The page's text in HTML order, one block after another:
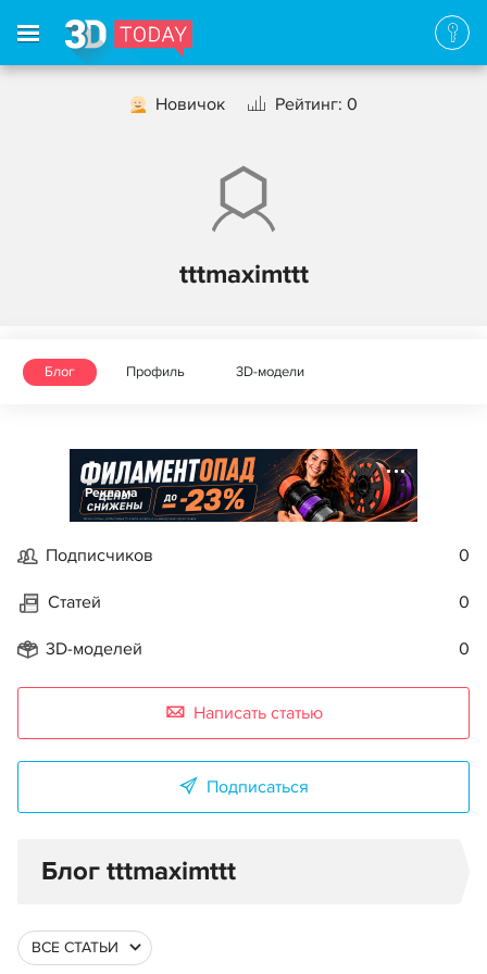
Новичок Рейтинг: 0
tttmaximttt
Блог Профиль 3D-модели
Реклама
Подписчиков 0
Статей 0
3D-моделей 0
Написать статью
Подписаться
Блог tttmaximttt
ВСЕ СТАТЬИ